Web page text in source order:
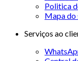
Politica
Mapa do
Serviços ao